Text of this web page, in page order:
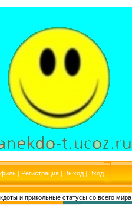
| Регистрация | Выход | Вход
и прикольные статусы со всего мира